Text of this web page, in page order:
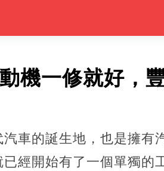
機一修就好，
車的誕生地，也是擁有
經開始有了一個單獨的